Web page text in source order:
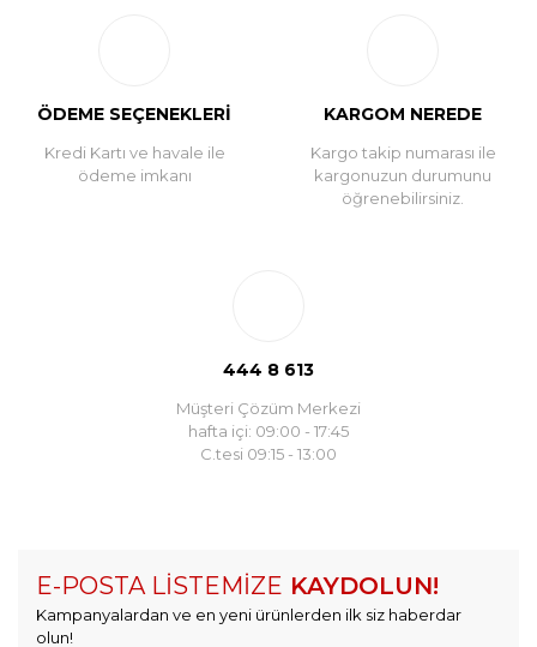
ÖDEME SEÇENEKLERİ
Kredi Kartı ve havale ile
ödeme imkanı
KARGOM NEREDE
Kargo takip numarası ile
kargonuzun durumunu
öğrenebilirsiniz.
444 8 613
Müşteri Çözüm Merkezi
hafta içi: 09:00 - 17:45
C.tesi 09:15 - 13:00
E-POSTA LİSTEMİZE KAYDOLUN!
Kampanyalardan ve en yeni ürünlerden ilk siz haberdar
olun!